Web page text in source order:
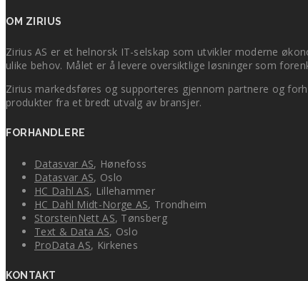
OM ZIRIUS
Zirius AS er et helnorsk IT-selskap som utvikler moderne
ulike behov. Målet er å levere oversiktlige løsninger som
Zirius markedsføres og supporteres gjennom partnere og
produkter fra et bredt utvalg av bransjer.
FORHANDLERE
Datasvar AS, Hønefoss
Datasvar AS, Oslo
HC Dahl AS, Lillehammer
HC Dahl Midt-Norge AS, Trondheim
StorsteinNett AS, Tønsberg
Text & Data AS, Oslo
ProData AS, Kirkenes
KONTAKT